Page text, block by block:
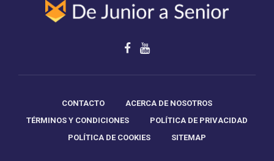
CONTACTO
ACERCA DE NOSOTROS
TÉRMINOS Y CONDICIONES
POLÍTICA DE PRIVACIDAD
POLÍTICA DE COOKIES
SITEMAP